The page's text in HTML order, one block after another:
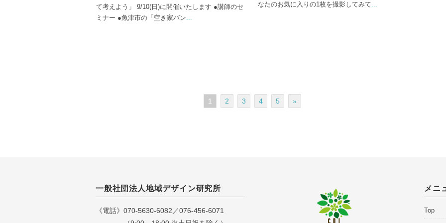
て考えよう」 9/10(日)に開催いたします ●講師のセ
ミナー ●魚津市の「空き家バン...
なたのお気に入りの1枚を撮影してみて...
1 2 3 4 5 »
一般社団法人地域デザイン研究所
《電話》070-5630-6082／076-456-6071
メニ
Top